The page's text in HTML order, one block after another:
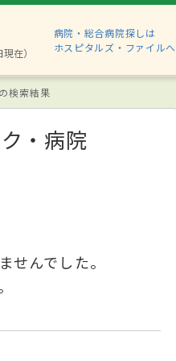
在）
病院・総合病院探しは
ホスピタルズ・ファイルへ
検索結果
・病院
せんでした。